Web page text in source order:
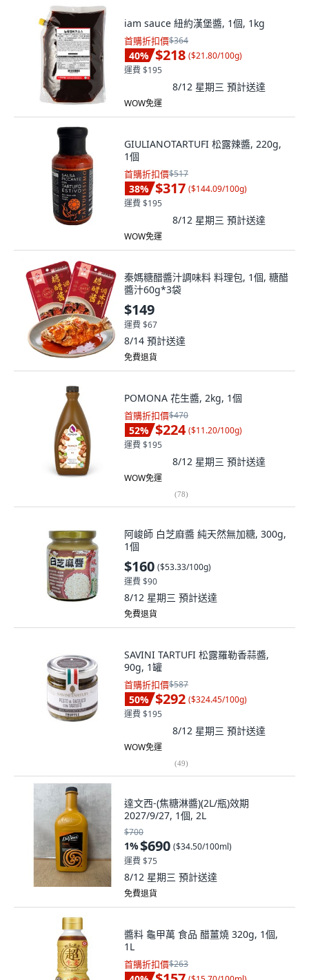
iam sauce 紐約漢堡醬, 1個, 1kg
首購折扣價$364
40% $218 ($21.80/100g)
運費 $195
8/12 星期三 預計送達
WOW免運
GIULIANOTARTUFI 松露辣醬, 220g,
1個
首購折扣價$517
38% $317 ($144.09/100g)
運費 $195
8/12 星期三 預計送達
WOW免運
秦媽糖醋醬汁調味料 料理包, 1個, 糖醋
醬汁60g*3袋
$149
運費 $67
8/14 預計送達
免費退貨
POMONA 花生醬, 2kg, 1個
首購折扣價$470
52% $224 ($11.20/100g)
運費 $195
8/12 星期三 預計送達
WOW免運
(78)
阿峻師 白芝麻醬 純天然無加糖, 300g,
1個
$160 ($53.33/100g)
運費 $90
8/12 星期三 預計送達
免費退貨
SAVINI TARTUFI 松露羅勒香蒜醬,
90g, 1罐
首購折扣價$587
50% $292 ($324.45/100g)
運費 $195
8/12 星期三 預計送達
WOW免運
(49)
達文西-(焦糖淋醬)(2L/瓶)效期
2027/9/27, 1個, 2L
$700
1%$690 ($34.50/100ml)
運費 $75
8/12 星期三 預計送達
免費退貨
醬料 龜甲萬 食品 醋薑燒 320g, 1個,
1L
首購折扣價$263